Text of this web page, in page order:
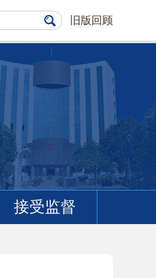
旧版回顾
接受监督